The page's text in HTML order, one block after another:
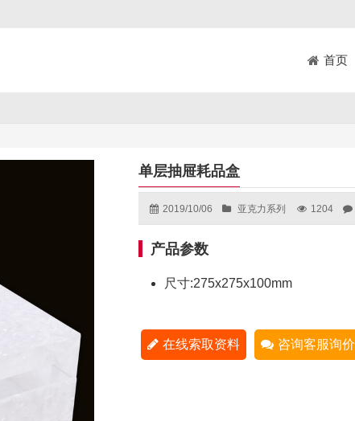
首页
单层抽屉耗品盒
2019/10/06 亚克力系列 1204
产品参数
尺寸:275x275x100mm
在线索取资料 咨询客服询价